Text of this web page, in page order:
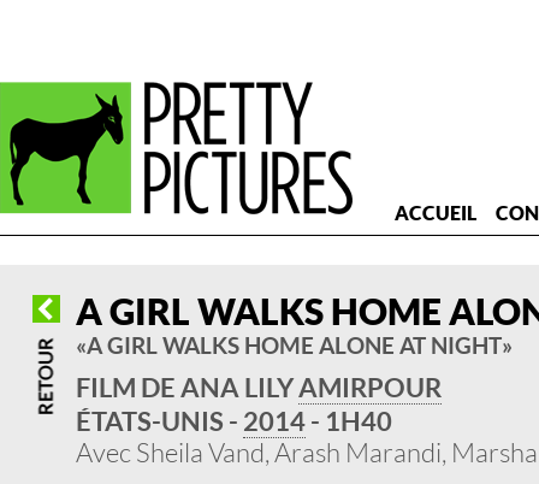
ACCUEIL
A GIRL WALKS HOME
« A GIRL WALKS HOME ALONE AT NIGHT »
FILM DE ANA LILYAMIRPOUR
ÉTATS-UNIS - 2014- 1H40
Avec Sheila Vand, Arash Marandi,